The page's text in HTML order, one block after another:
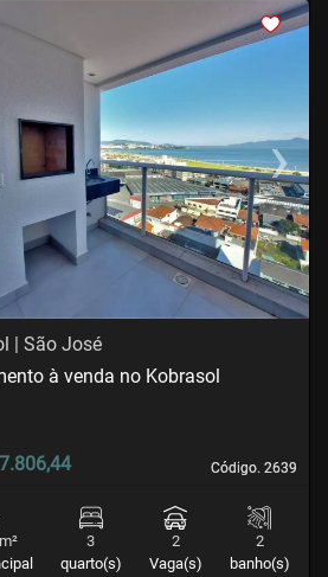
›Next
| São José
Código. 2639
Código. 2639
à venda no Kobrasol
3
quarto(s)
2
Vaga(s)
2
banho(s)